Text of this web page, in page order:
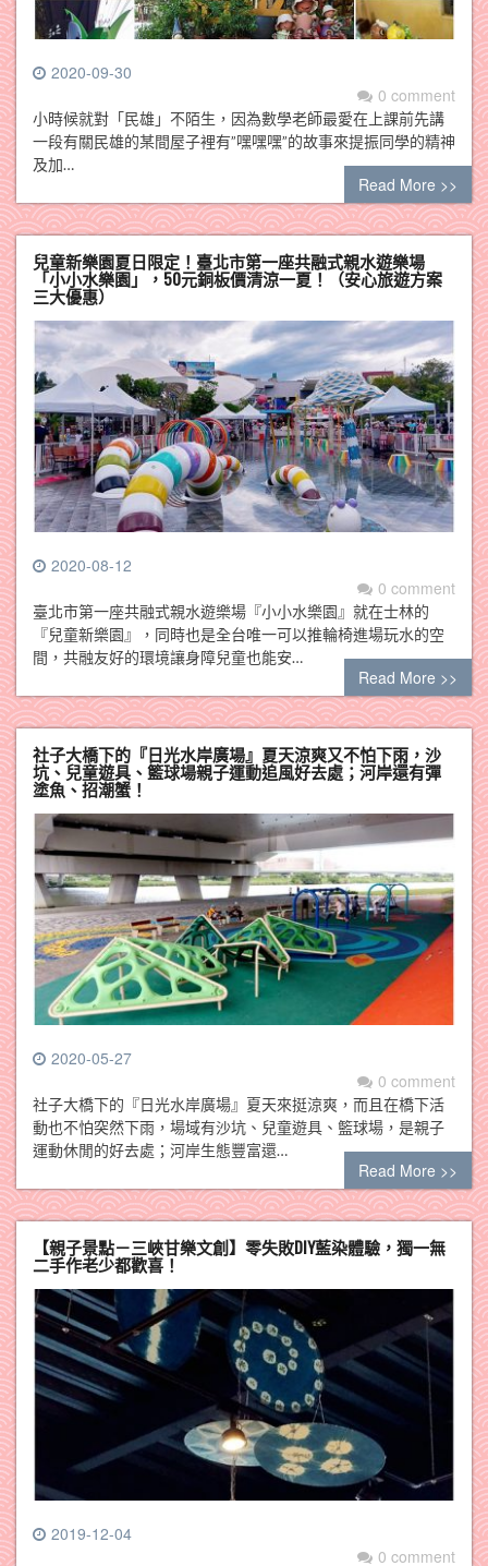
2020-09-30
0 comment
小時候就對「民雄」不陌生，因為數學老師最愛在上課前先講
一段有關民雄的某間屋子裡有”嘿嘿嘿”的故事來提振同學的精神
及加…
Read More >>
兒童新樂園夏日限定！臺北市第一座共融式親水遊樂場
「小小水樂園」，50元銅板價清涼一夏！（安心旅遊方案
三大優惠）
2020-08-12
0 comment
臺北市第一座共融式親水遊樂場『小小水樂園』就在士林的
『兒童新樂園』，同時也是全台唯一可以推輪椅進場玩水的空
間，共融友好的環境讓身障兒童也能安…
Read More >>
社子大橋下的『日光水岸廣場』夏天涼爽又不怕下雨，沙
坑、兒童遊具、籃球場親子運動追風好去處；河岸還有彈
塗魚、招潮蟹！
2020-05-27
0 comment
社子大橋下的『日光水岸廣場』夏天來挺涼爽，而且在橋下活
動也不怕突然下雨，場域有沙坑、兒童遊具、籃球場，是親子
運動休閒的好去處；河岸生態豐富還…
Read More >>
【親子景點－三峽甘樂文創】零失敗DIY藍染體驗，獨一無
二手作老少都歡喜！
2019-12-04
0 comment